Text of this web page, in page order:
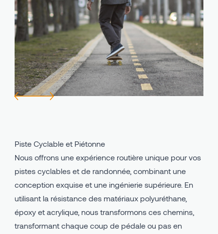
Avind IN - Système d'intérieur en PU
Avind MW - Système Extérieur en PU
Avind CC - Terre Battue
Avind PU Classeur
Piste Cyclable et Piétonne
Cours de Récréation
Zones Industrielles
Domaines Utilisation
Piste Cyclable et Piétonne
Nous offrons une expérience routière unique pour vos
pistes cyclables et de randonnée, combinant une
conception exquise et une ingénierie supérieure. En
utilisant la résistance des matériaux polyuréthane,
époxy et acrylique, nous transformons ces chemins,
transformant chaque coup de pédale ou pas en